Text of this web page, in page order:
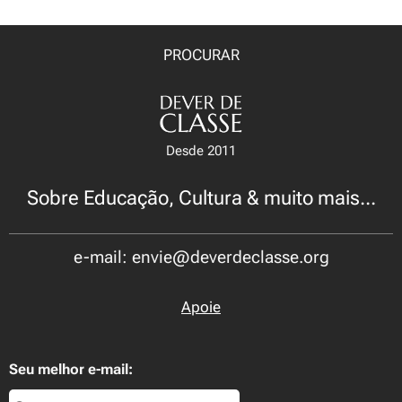
PROCURAR
Desde 2011
Sobre Educação, Cultura & muito mais...
e-mail: envie@deverdeclasse.org
Apoie
Seu melhor e-mail: